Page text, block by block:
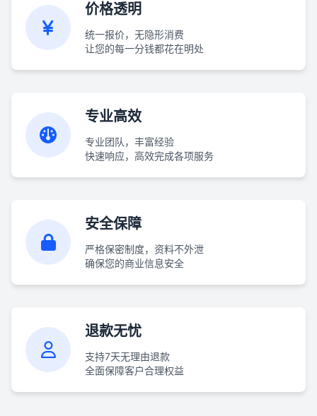
价格透明
统一报价，无隐形消费
让您的每一分钱都花在明处
专业高效
专业团队，丰富经验
快速响应，高效完成各项服务
安全保障
严格保密制度，资料不外泄
确保您的商业信息安全
退款无忧
支持7天无理由退款
全面保障客户合理权益